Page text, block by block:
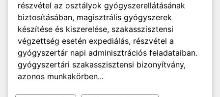
részvétel az osztályok gyógyszerellátásának
biztosításában, magisztrális gyógyszerek
készítése és kiszerelése, szakasszisztensi
végzettség esetén expediálás, részvétel a
gyógyszertár napi adminisztrációs feladataiban.
gyógyszertári szakasszisztensi bizonyítvány,
azonos munkakörben...